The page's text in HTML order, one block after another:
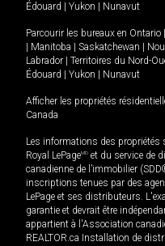
Édouard
Yukon Nunavut
Parcourir les bureaux en Ontario
Manitoba Saskatchewan
Labrador
Territoires du Nord-
Édouard
Yukon Nunavut
Afficher les propriétés
Canada
Les informations des
Royal LePageMD et du service de
canadienne de l’immobilier
inscriptions tenues par des
LePage et ses distributeurs.
garantie et devrait être
appartient à l'Association
REALTOR.ca Installation de